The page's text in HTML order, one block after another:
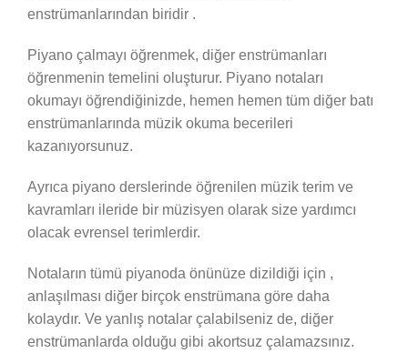
enstrümanlarından biridir .
Piyano çalmayı öğrenmek, diğer enstrümanları
öğrenmenin temelini oluşturur. Piyano notaları
okumayı öğrendiğinizde, hemen hemen tüm diğer batı
enstrümanlarında müzik okuma becerileri
kazanıyorsunuz.
Ayrıca piyano derslerinde öğrenilen müzik terim ve
kavramları ileride bir müzisyen olarak size yardımcı
olacak evrensel terimlerdir.
Notaların tümü piyanoda önünüze dizildiği için ,
anlaşılması diğer birçok enstrümana göre daha
kolaydır. Ve yanlış notalar çalabilseniz de, diğer
enstrümanlarda olduğu gibi akortsuz çalamazsınız.